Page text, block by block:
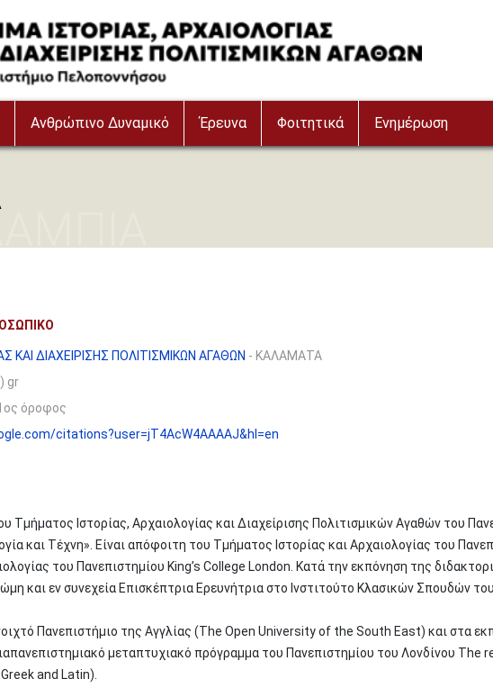
Ανθρώπινο Δυναμικό Έρευνα Φοιτητικά Ενημέρωση
ΚΑΙ ΔΙΑΧΕΙΡΙΣΗΣ ΠΟΛΙΤΙΣΜΙΚΩΝ ΑΓΑΘΩΝ - ΚΑΛΑΜΑΤΑ
gr
όροφος
citations?user=jT4AcW4AAAAJ&hl=en
Τμήματος Ιστορίας, Αρχαιολογίας και Διαχείρισης Πολιτισμικών Αγαθών του
και Τέχνη». Είναι απόφοιτη του Τμήματος Ιστορίας και Αρχαιολογίας του
του Πανεπιστημίου King’s College London. Κατά την εκπόνηση της
και εν συνεχεία Επισκέπτρια Ερευνήτρια στο Ινστιτούτο Κλασικών Σπουδών
Πανεπιστήμιο της Αγγλίας (Τhe Open University of the South East) και στα
μεταπτυχιακό πρόγραμμα του Πανεπιστημίου του Λονδίνου
and Latin).